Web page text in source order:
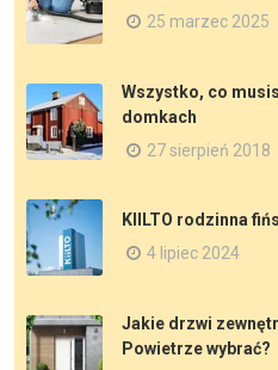
25 marzec 2025
Wszystko, co
domkach
27 sierpień 2018
KIILTO rodzinna
4 lipiec 2024
Jakie drzwi
Powietrze wybrać?